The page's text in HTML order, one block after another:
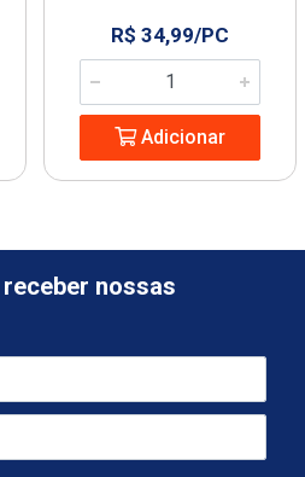
R$ 34,99/PC
Adicionar
nossas